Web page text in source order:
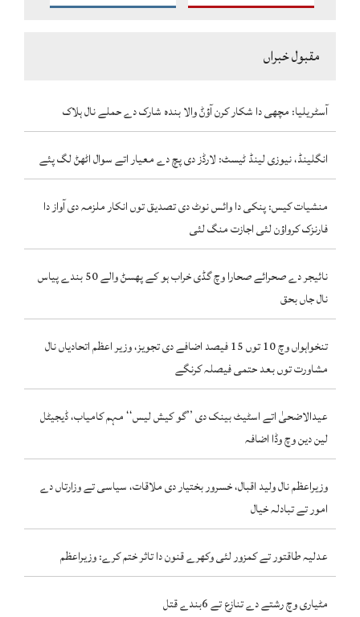
مقبول خبراں
آسٹریلیا: مچھی دا شکار کرن آؤݨ والا بندہ شارک دے حملے نال ہلاک
انگلینڈ، نیوزی لینڈ ٹیسٹ: لارڈز دی پچ دے معیار اتے سوال اٹھݨ لگ پئے
منشیات کیس: پنکی دا وائس نوٹ دی تصدیق توں انکار ملزمہ دی آواز دا
فارنزک کرواؤن لئی اجازت منگ لئی
نائیجر دے صحرائے صحارا وچ گڈی خراب ہو کے پھسݨ والے 50 بندے پیاس
نال جاں بحق
تنخواہواں وچ 10 توں 15 فیصد اضافے دی تجویز، وزیر اعظم اتحادیاں نال
مشاورت توں بعد حتمی فیصلہ کرنگے
عیدالاضحیٰ اتے اسٹیٹ بینک دی ’’گو کیش لیس‘‘ مہم کامیاب، ڈیجیٹل
لین دین وچ وڈا اضافہ
وزیراعظم نال ولید اقبال، خسرور بختیار دی ملاقات، سیاسی تے وزارتاں دے
امور تے تبادلہ خیال
عدلیہ طاقتور تے کمزور لئی وکھرے قنون دا تاثر ختم کرے: وزیراعظم
مٹیاری وچ رشتے دے تنازع تے 6بندے قتل